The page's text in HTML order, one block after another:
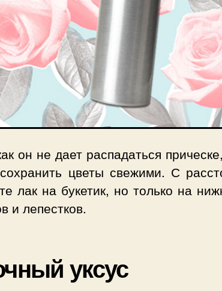
он не дает распадаться
цветы свежими. С
лак на букетик, но только на
и лепестков.
уксус